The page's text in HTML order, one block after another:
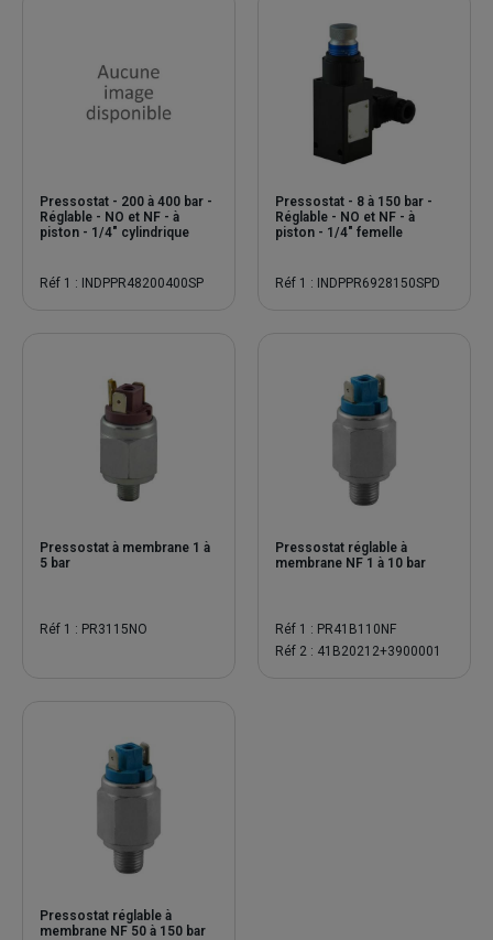
Pressostat - 200 à 400 bar -
Réglable - NO et NF - à
piston - 1/4" cylindrique
Réf 1 : INDPPR48200400SP
Pressostat - 8 à 150 bar -
Réglable - NO et NF - à
piston - 1/4" femelle
Réf 1 : INDPPR6928150SPD
Pressostat à membrane 1 à
5 bar
Réf 1 : PR3115NO
Pressostat réglable à
membrane NF 1 à 10 bar
Réf 1 : PR41B110NF
Réf 2 : 41B20212+3900001
Pressostat réglable à
membrane NF 50 à 150 bar